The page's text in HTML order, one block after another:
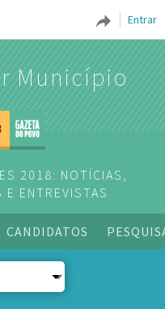
Entrar
Município
2018: NOTÍCIAS,
E ENTREVISTAS
CANDIDATOS